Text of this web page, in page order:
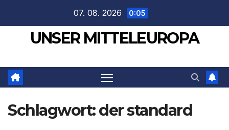
springen
07. 08. 2026 0:05
UNSER MITTELEUROPA
Schlagwort:der standard